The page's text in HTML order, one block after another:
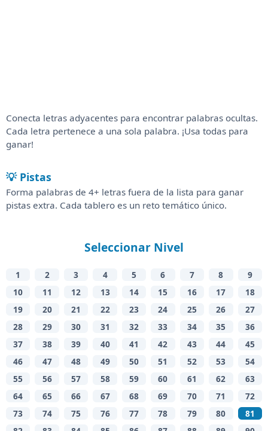
Conecta letras adyacentes para encontrar palabras ocultas.
Cada letra pertenece a una sola palabra. ¡Usa todas para
ganar!
💡 Pistas
Forma palabras de 4+ letras fuera de la lista para ganar
pistas extra. Cada tablero es un reto temático único.
Seleccionar Nivel
1 2 3 4 5 6 7 8
9
10
11 12 13 14 15 16 17
18
19
20 21 22 23 24 25 26
27
28
29 30 31 32 33 34 35
36
37
38 39 40 41 42 43 44
45
46
47 48 49 50 51 52 53
54
55
56 57 58 59 60 61 62
63
64
65 66 67 68 69 70 71
72
73
74 75 76 77 78 79 80
81